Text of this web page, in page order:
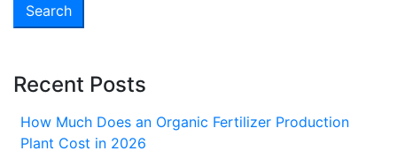
год:
стабильное
и
Recent Posts
How Much Does an Organic Fertilizer Production
Plant Cost in 2026